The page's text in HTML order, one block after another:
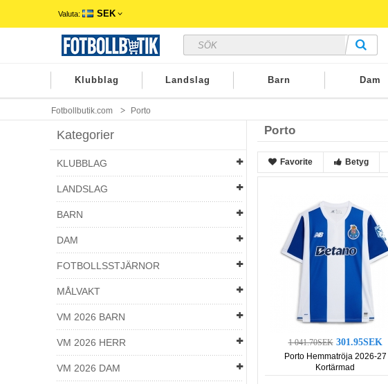
Valuta: SEK
Klubblag Landslag Barn Dam
Fotbollbutik.com Porto
Kategorier
KLUBBLAG
LANDSLAG
BARN
DAM
FOTBOLLSSTJÄRNOR
MÅLVAKT
VM 2026 BARN
VM 2026 HERR
VM 2026 DAM
Porto
Favorite Betyg
1 041.70SEK 301.95SEK
Porto Hemmatröja 2026-27
Kortärmad